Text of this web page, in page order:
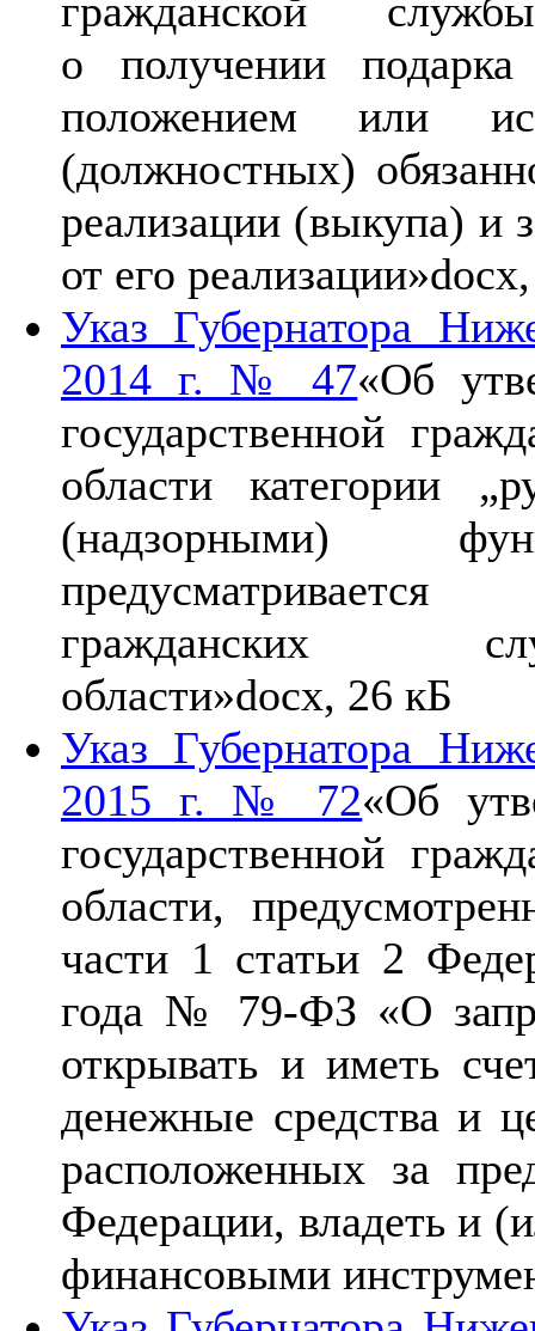
гражданской
о получении
положением или
(должностных)
реализации (выкупа) и
от его реализации»
Указ Губернатора
2014 г. № 47«Об
государственной
области категории
(надзорными)
гражданских
области»docx, 26 кБ
Указ Губернатора
2015 г. № 72«Об
государственной
области,
части 1 статьи 2
года № 79-ФЗ «О
открывать и иметь
денежные средства и
расположенных за
Федерации, владеть и
финансовыми